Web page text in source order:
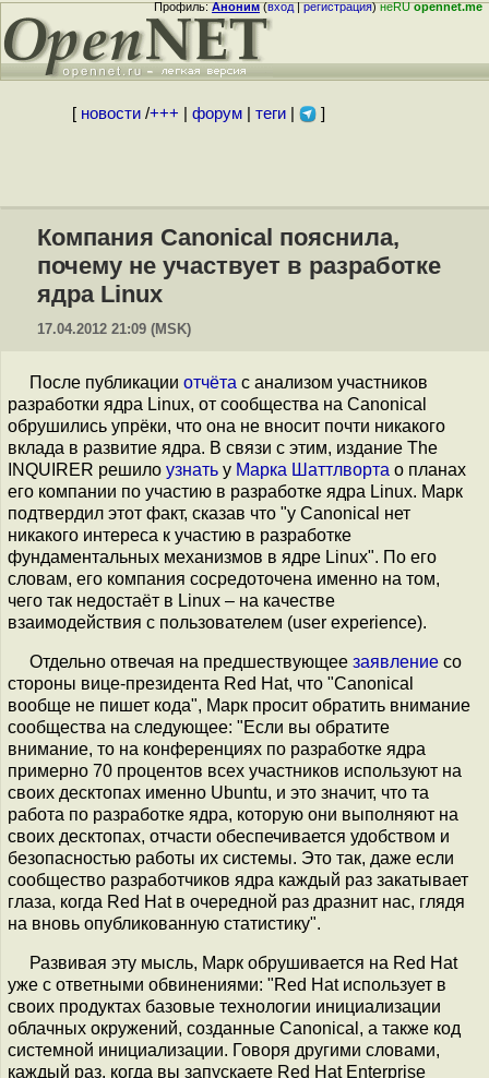
Профиль:Аноним(вход|регистрация)неRUopennet.me
[ новости/+++ форум| теги| ]
Компания Canonical пояснила,
почему не участвует в разработке
ядра Linux
17.04.2012 21:09 (MSK)
После публикации отчёта с анализом участников
разработки ядра Linux, от сообщества на Canonical
обрушились упрёки, что она не вносит почти никакого
вклада в развитие ядра. В связи с этим, издание The
INQUIRER решило узнать у Марка Шаттлворта о планах
его компании по участию в разработке ядра Linux. Марк
подтвердил этот факт, сказав что "у Canonical нет
никакого интереса к участию в разработке
фундаментальных механизмов в ядре Linux". По его
словам, его компания сосредоточена именно на том,
чего так недостаёт в Linux – на качестве
взаимодействия с пользователем (user experience).
Отдельно отвечая на предшествующее заявление со
стороны вице-президента Red Hat, что "Canonical
вообще не пишет кода", Марк просит обратить внимание
сообщества на следующее: "Если вы обратите
внимание, то на конференциях по разработке ядра
примерно 70 процентов всех участников используют на
своих десктопах именно Ubuntu, и это значит, что та
работа по разработке ядра, которую они выполняют на
своих десктопах, отчасти обеспечивается удобством и
безопасностью работы их системы. Это так, даже если
сообщество разработчиков ядра каждый раз закатывает
глаза, когда Red Hat в очередной раз дразнит нас, глядя
на вновь опубликованную статистику".
Развивая эту мысль, Марк обрушивается на Red Hat
уже с ответными обвинениями: "Red Hat использует в
своих продуктах базовые технологии инициализации
облачных окружений, созданные Canonical, а также код
системной инициализации. Говоря другими словами,
каждый раз, когда вы запускаете Red Hat Enterprise